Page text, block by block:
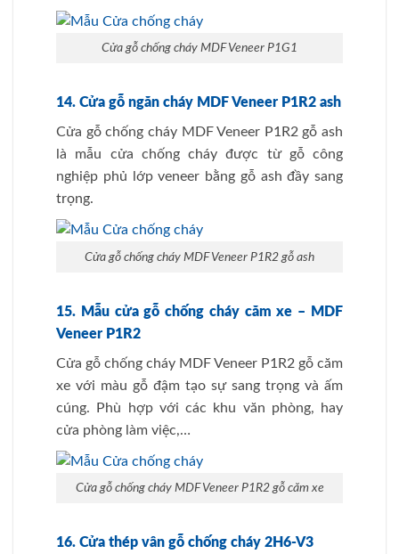
Cửa gỗ chống cháy MDF Veneer P1G1
14. Cửa gỗ ngăn cháy MDF Veneer P1R2 ash
Cửa gỗ chống cháy MDF Veneer P1R2 gỗ ash
là mẫu cửa chống cháy được từ gỗ công
nghiệp phủ lớp veneer bằng gỗ ash đầy sang
trọng.
Cửa gỗ chống cháy MDF Veneer P1R2 gỗ ash
15. Mẫu cửa gỗ chống cháy căm xe – MDF
Veneer P1R2
Cửa gỗ chống cháy MDF Veneer P1R2 gỗ căm
xe với màu gỗ đậm tạo sự sang trọng và ấm
cúng. Phù hợp với các khu văn phòng, hay
cửa phòng làm việc,…
Cửa gỗ chống cháy MDF Veneer P1R2 gỗ căm xe
16. Cửa thép vân gỗ chống cháy 2H6-V3